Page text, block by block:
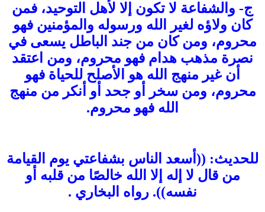
ج- والشفاعة لا تكون إلا لأهل التوحيد، فمن
كان ولاؤه لغير الله ورسوله والمؤمنين فهو
محروم، ومن كان من جند الباطل يسعى في
نصرة مذهب هدام فهو محروم، ومن اعتقد
أن غير منهج الله هو الأصلح للحياة فهو
محروم، ومن سخر أو جحد أو أنكر من منهج
الله فهو محروم.
للحديث: ((أسعد الناس بشفاعتي يوم القيامة
من قال لا إله إلا الله خالصًا من قلبه أو
نفسه)). رواه البخاري .